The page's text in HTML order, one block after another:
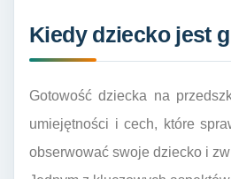
Kiedy dziecko jest
Gotowość dziecka na
umiejętności i cech, które
obserwować swoje dziecko i